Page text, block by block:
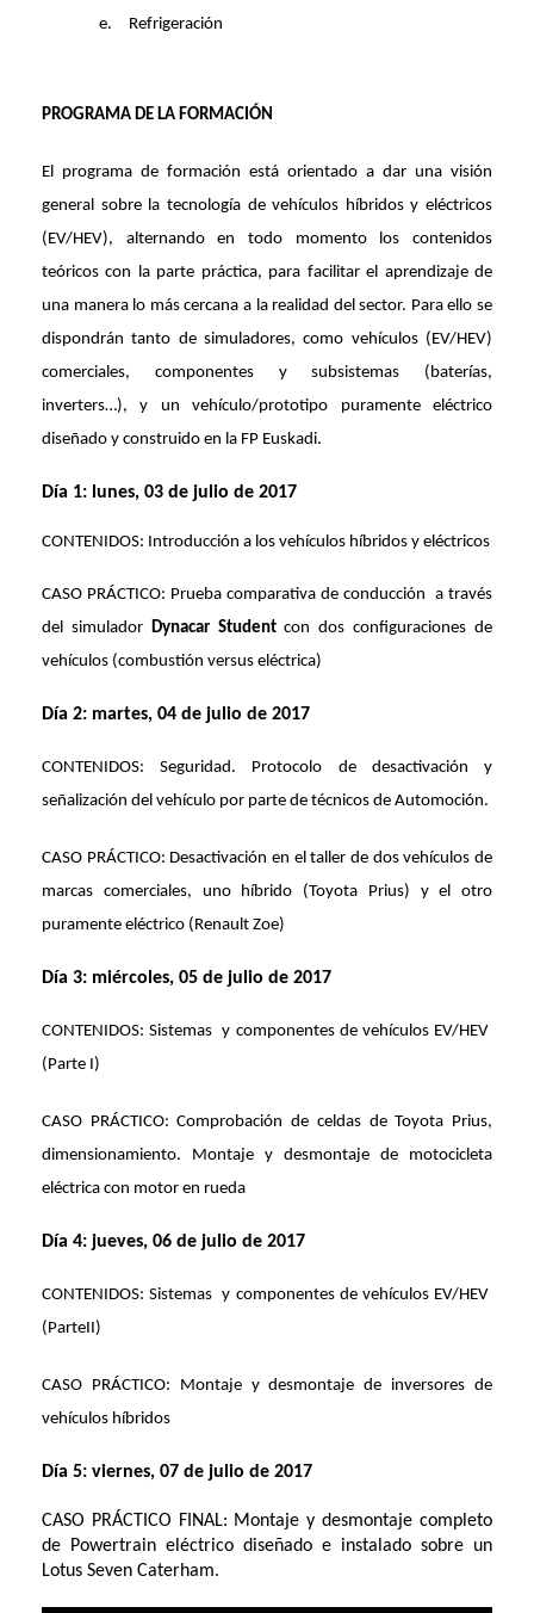
e. Refrigeración
PROGRAMA DE LA FORMACIÓN
El programa de formación está orientado a dar una visión
general sobre la tecnología de vehículos híbridos y eléctricos
(EV/HEV), alternando en todo momento los contenidos
teóricos con la parte práctica, para facilitar el aprendizaje de
una manera lo más cercana a la realidad del sector. Para ello se
dispondrán tanto de simuladores, como vehículos (EV/HEV)
comerciales, componentes y subsistemas (baterías,
inverters…), y un vehículo/prototipo puramente eléctrico
diseñado y construido en la FP Euskadi.
Día 1: lunes, 03 de julio de 2017
CONTENIDOS: Introducción a los vehículos híbridos y eléctricos
CASO PRÁCTICO: Prueba comparativa de conducción a través
del simulador Dynacar Studentcon dos configuraciones de
vehículos (combustión versus eléctrica)
Día 2: martes, 04 de julio de 2017
CONTENIDOS: Seguridad. Protocolo de desactivación y
señalización del vehículo por parte de técnicos de Automoción.
CASO PRÁCTICO: Desactivación en el taller de dos vehículos de
marcas comerciales, uno híbrido (Toyota Prius) y el otro
puramente eléctrico (Renault Zoe)
Día 3: miércoles, 05 de julio de 2017
CONTENIDOS: Sistemas y componentes de vehículos EV/HEV
(Parte I)
CASO PRÁCTICO: Comprobación de celdas de Toyota Prius,
dimensionamiento. Montaje y desmontaje de motocicleta
eléctrica con motor en rueda
Día 4: jueves, 06 de julio de 2017
CONTENIDOS: Sistemas y componentes de vehículos EV/HEV
(ParteII)
CASO PRÁCTICO: Montaje y desmontaje de inversores de
vehículos híbridos
Día 5: viernes, 07 de julio de 2017
CASO PRÁCTICO FINAL: Montaje y desmontaje completo
de Powertrain eléctrico diseñado e instalado sobre un
Lotus Seven Caterham.